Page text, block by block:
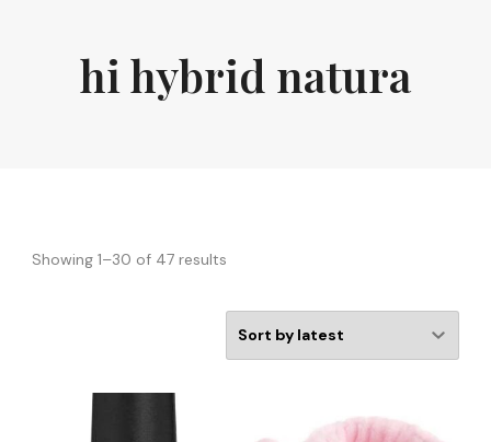
hi hybrid natura
Showing 1–30 of 47 results